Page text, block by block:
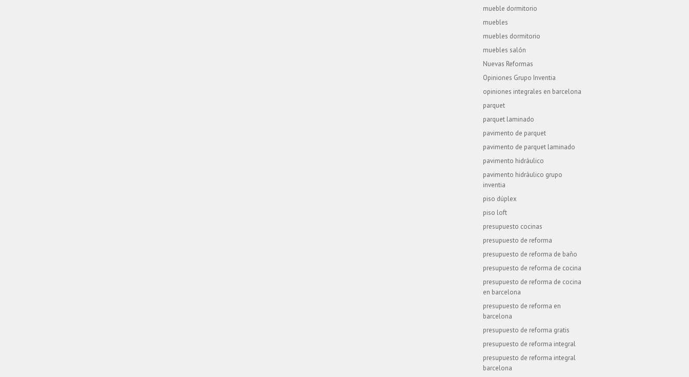
mueble dormitorio
muebles
muebles dormitorio
muebles salón
Nuevas Reformas
Opiniones Grupo Inventia
opiniones integrales en barcelona
parquet
parquet laminado
pavimento de parquet
pavimento de parquet laminado
pavimento hidráulico
pavimento hidráulico grupo
inventia
piso dúplex
piso loft
presupuesto cocinas
presupuesto de reforma
presupuesto de reforma de baño
presupuesto de reforma de cocina
presupuesto de reforma de cocina
en barcelona
presupuesto de reforma en
barcelona
presupuesto de reforma gratis
presupuesto de reforma integral
presupuesto de reforma integral
barcelona